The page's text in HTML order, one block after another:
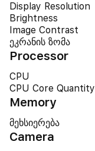
Display Resolution
Brightness
Image Contrast
ეკრანის ზომა
Processor
CPU
CPU Core Quantity
Memory
მეხსიერება
Camera